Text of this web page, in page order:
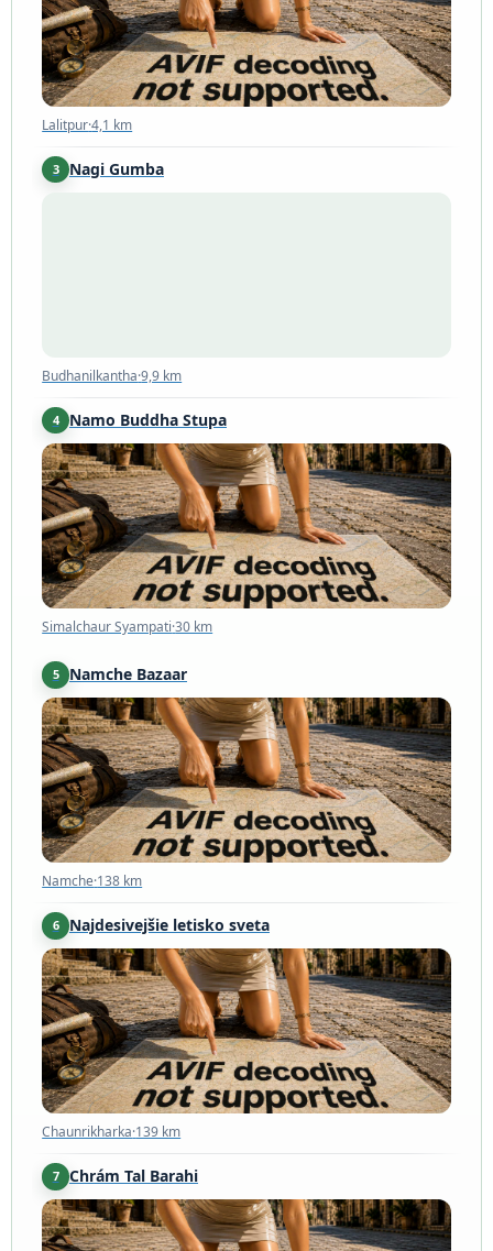
Lalitpur·4,1 km
3 Nagi Gumba
Budhanilkantha·9,9 km
4 Namo Buddha Stupa
Simalchaur Syampati·30 km
Simalchaur Syampati·30 km
5 Namche Bazaar
Namche·138 km
Namche·138 km
6 Najdesivejšie letisko sveta
Chaunrikharka·139 km
Chaunrikharka·139 km
7 Chrám Tal Barahi
Pokhara·145 km